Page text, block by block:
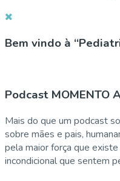
Bem vindo à
Podcast MOMENTO
Mais do que um podcast
sobre mães e pais,
pela maior força que
incondicional que sentem